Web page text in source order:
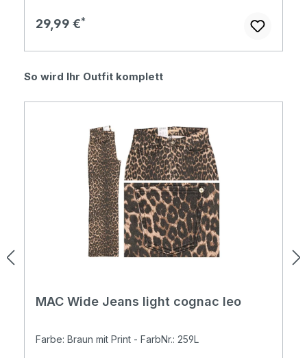
Regulärer Preis:
29,99 €
Produktgalerie überspringen
So wird Ihr Outfit komplett
MAC Wide Jeans light cognac leo
Farbe: Braun mit Print - FarbNr.: 259L